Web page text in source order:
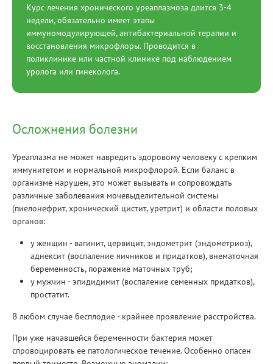
Курс лечения хронического уреаплазмоза длится 3-4
недели, обязательно имеет этапы
иммуномодулирующей, антибактериальной терапии и
восстановления микрофлоры. Проводится в
поликлинике или частной клинике под наблюдением
уролога или гинеколога.
Осложнения болезни
Уреаплазма не может навредить здоровому человеку с крепким
иммунитетом и нормальной микрофлорой. Если баланс в
организме нарушен, это может вызывать и сопровождать
различные заболевания мочевыделительной системы
(пиелонефрит, хронический цистит, уретрит) и области половых
органов:
у женщин - вагинит, цервицит, эндометрит (эндометриоз),
аднексит (воспаление яичников и придатков), внематочная
беременность, поражение маточных труб;
у мужчин - эпидидимит (воспаление семенных придатков),
простатит.
В любом случае бесплодие - крайнее проявление расстройства.
При уже начавшейся беременности бактерия может
спровоцировать ее патологическое течение. Особенно опасен